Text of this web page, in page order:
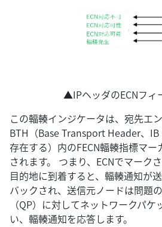
▲IPヘッダのECNフィ
この輻輳インジケータは、宛先エ
BTH（Base Transport Header、
存在する）内のFECN輻輳指標マー
されます。 つまり、ECNでマーク
目的地に到着すると、輻輳通知が
バックされ、送信元ノードは問題
（QP）に対してネットワークパ
い、輻輳通知を応答します。